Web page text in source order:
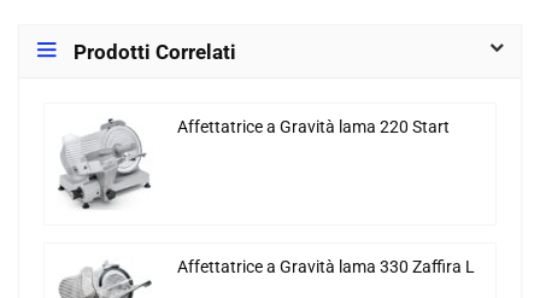
Prodotti Correlati
Affettatrice a Gravità lama 220 Start
Affettatrice a Gravità lama 330 Zaffira L